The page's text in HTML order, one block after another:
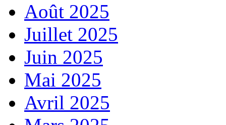
Août 2025
Juillet 2025
Juin 2025
Mai 2025
Avril 2025